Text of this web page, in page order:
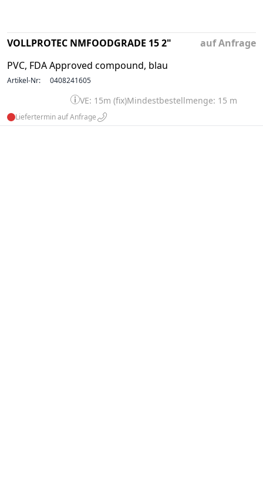
VOLLPROTEC NMFOODGRADE 15 2"
PVC, FDA Approved compound, blau
auf Anfrage
Artikel-Nr: 0408241605
VE: 15m (fix)Mindestbestellmenge: 15 m
Liefertermin auf Anfrage